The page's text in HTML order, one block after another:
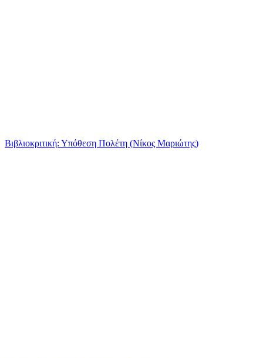
Βιβλιοκριτική: Υπόθεση Πολέτη (Νίκος Μαριώτης)